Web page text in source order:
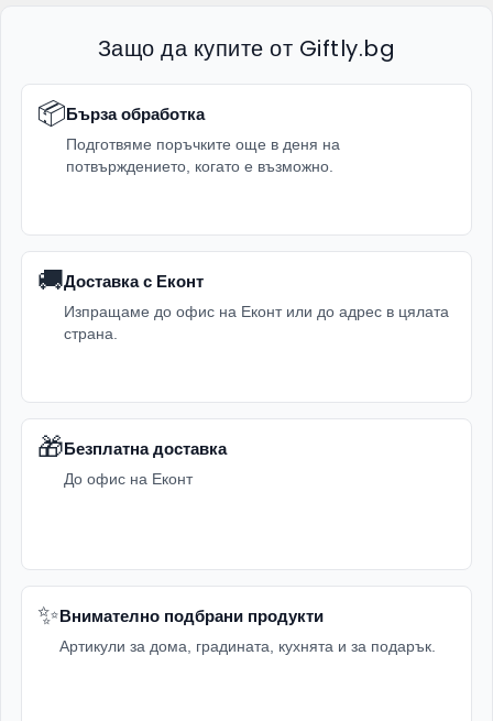
Защо да купите от Giftly.bg
📦Бърза обработка
Подготвяме поръчките още в деня на
потвърждението, когато е възможно.
🚚Доставка с Еконт
Изпращаме до офис на Еконт или до адрес в цялата
страна.
🎁Безплатна доставка
До офис на Еконт
✨Внимателно подбрани продукти
Артикули за дома, градината, кухнята и за подарък.